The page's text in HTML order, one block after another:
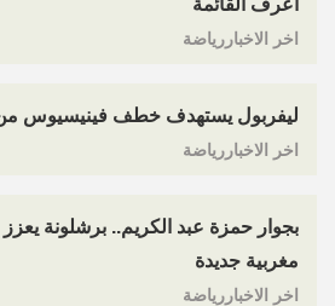
اعرف القائمة
اخر الاخباررياضة
ليفربول يستهدف خطف فينيسيوس من
اخر الاخباررياضة
بجوار حمزة عبد الكريم.. برشلونة
مغربية جديدة
اخر الاخباررياضة